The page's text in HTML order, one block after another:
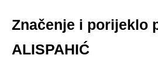
Značenje i porijeklo
ALISPAHIĆ